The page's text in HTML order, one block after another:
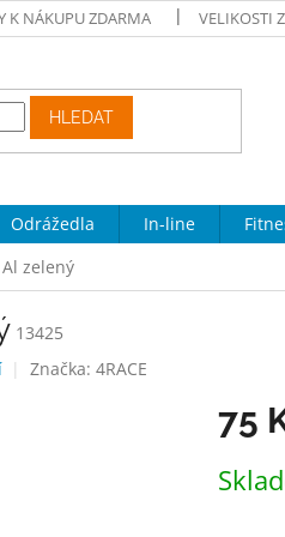
K NÁKUPU ZDARMA VELIKOSTI
HLEDAT
Odrážedla In-line
Al zelený
13425
Značka: 4RACE
75
cena: